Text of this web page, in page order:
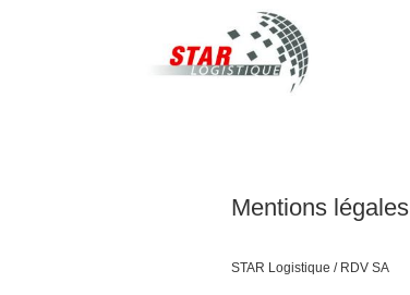
Mentions légales
STAR Logistique / RDV SA